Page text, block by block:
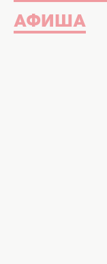
АФИША